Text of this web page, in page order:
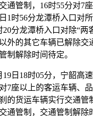
通管制，16时55分对7
1时56分龙潭桥入口对
20分龙潭桥入口对除“两
外的其它车辆已解除交
制解除时间待定。
日18时05分，宁韶高速
7座以上的客运车辆、
的货运车辆实行交通管
通管制，交通管制解除